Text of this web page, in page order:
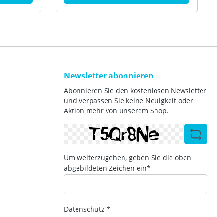
8.1 A
Newsletter abonnieren
Abonnieren Sie den kostenlosen Newsletter
und verpassen Sie keine Neuigkeit oder
Aktion mehr von unserem Shop.
Um weiterzugehen, geben Sie die oben
abgebildeten Zeichen ein*
Datenschutz *